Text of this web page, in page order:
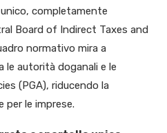
completamente
Board of Indirect Taxes and
normativo mira a
le autorità doganali e le
(PGA), riducendo la
per le imprese.